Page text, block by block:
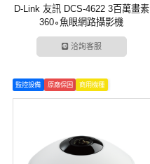
D-Link 友訊 DCS-4622 3百萬畫素
360∘魚眼網路攝影機
洽詢客服
監控設備 原廠保固 商用機種